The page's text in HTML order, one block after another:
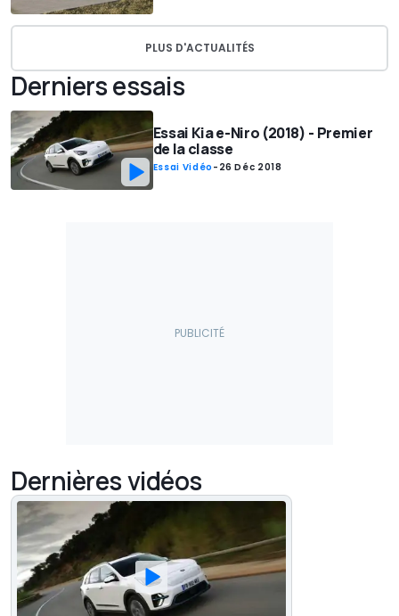
PLUS D'ACTUALITÉS
Derniers essais
Essai Kia e-Niro (2018) - Premier
de la classe
Essai Vidéo - 26 Déc 2018
Dernières vidéos